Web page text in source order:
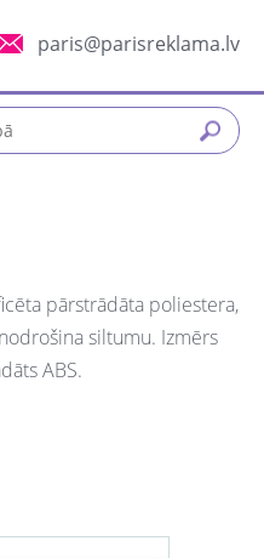
paris@parisreklama.lv
pārstrādāta poliestera,
siltumu. Izmērs
ABS.